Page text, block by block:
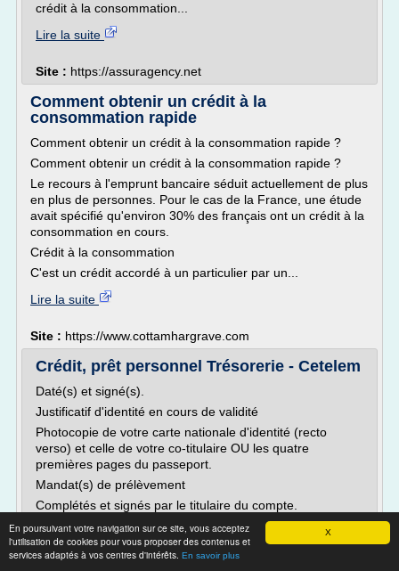
X
En poursuivant votre navigation sur ce site, vous acceptez
l'utilisation de cookies pour vous proposer des contenus et
services adaptés à vos centres d'intérêts. En savoir plus
crédit à la consommation...
Lire la suite
Site : https://assuragency.net
Comment obtenir un crédit à la
consommation rapide
Comment obtenir un crédit à la consommation rapide ?
Comment obtenir un crédit à la consommation rapide ?
Le recours à l'emprunt bancaire séduit actuellement de plus
en plus de personnes. Pour le cas de la France, une étude
avait spécifié qu'environ 30% des français ont un crédit à la
consommation en cours.
Crédit à la consommation
C'est un crédit accordé à un particulier par un...
Lire la suite
Site : https://www.cottamhargrave.com
Crédit, prêt personnel Trésorerie - Cetelem
Daté(s) et signé(s).
Justificatif d'identité en cours de validité
Photocopie de votre carte nationale d'identité (recto
verso) et celle de votre co-titulaire OU les quatre
premières pages du passeport.
Mandat(s) de prélèvement
Complétés et signés par le titulaire du compte.
Deux derniers bulletins de salaire
Et ceux de votre conjoint (s'il y a lieu). Si vous n'êtes pas
salarié, vous...